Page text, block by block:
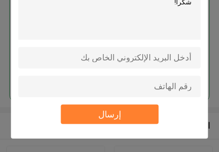
إرسال
المنتجات الموصى بها